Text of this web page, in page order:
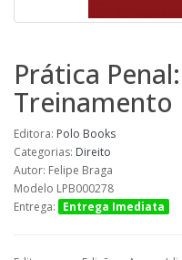
Prática
Treinamento
Editora: Polo Books
Categorias: Direito
Autor: Felipe Braga
Modelo LPB000278
Entrega: Entrega Imediata